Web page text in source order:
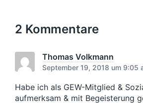
c
t
n
g
r
B
t
r
s
t
r
B
i
t
2 Kommentare
Thomas Volkmann
September 19, 2018 um 9:05
Habe ich als GEW-Mitglied &
aufmerksam & mit Begeisterung